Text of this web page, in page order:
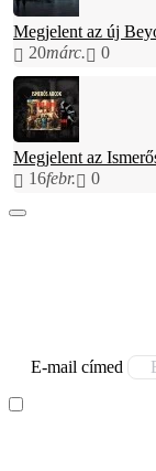
Megjelent az új
20márc. 0
Megjelent az
16febr. 0
E-mail címed